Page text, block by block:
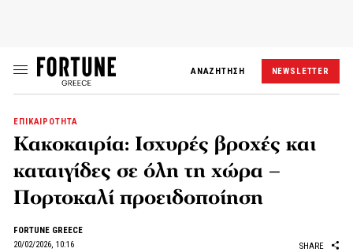
ΑΝΑΖΗΤΗΣΗ NEWSLETTER
ΕΠΙΚΑΙΡΟΤΗΤΑ
Κακοκαιρία: Ισχυρές βροχές και
καταιγίδες σε όλη τη χώρα –
Πορτοκαλί προειδοποίηση
FORTUNE GREECE
20/02/2026, 10:16
SHARE